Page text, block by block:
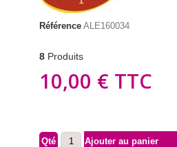
Référence ALE160034
8 Produits
10,00 € TTC
Qté Ajouter au panier